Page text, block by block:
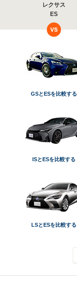
レクサス
ES
GSとESを比較する
ISとESを比較する
LSとESを比較する